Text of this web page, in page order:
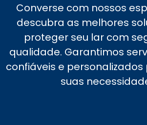
Converse com nossos
descubra as melhores
proteger seu lar com
qualidade. Garantimos
confiáveis e
suas